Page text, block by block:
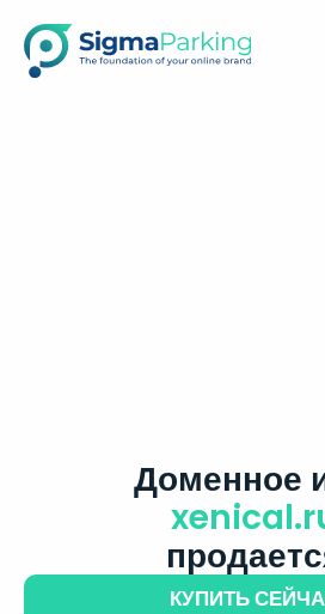
Доменное
КУПИТЬ